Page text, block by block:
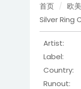
首页 / 欧
Silver Ring
Artist:
Label:
Runout: